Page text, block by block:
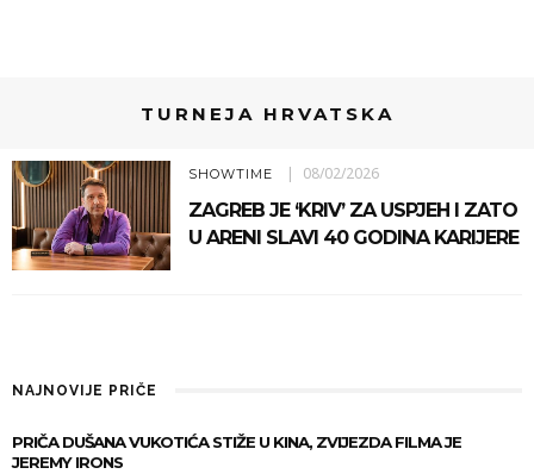
TURNEJA HRVATSKA
SHOWTIME 08/02/2026
ZAGREB JE ‘KRIV’ ZA USPJEH I ZATO
U ARENI SLAVI 40 GODINA KARIJERE
NAJNOVIJE PRIČE
PRIČA DUŠANA VUKOTIĆA STIŽE U KINA, ZVIJEZDA FILMA JE
JEREMY IRONS